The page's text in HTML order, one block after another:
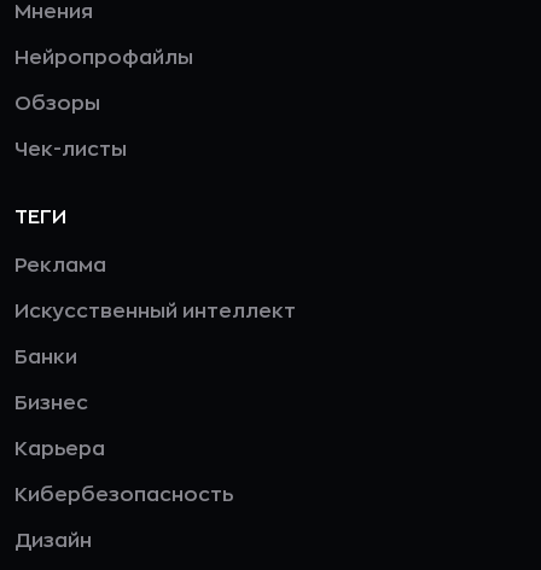
Мнения
Нейропрофайлы
Обзоры
Чек-листы
ТЕГИ
Реклама
Искусственный интеллект
Банки
Бизнес
Карьера
Кибербезопасность
Дизайн